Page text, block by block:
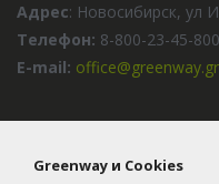
Greenway и Cookies
Адрес: Новосибирск, ул
Телефон: 8-800-23-45-800
E-mail:
2016-